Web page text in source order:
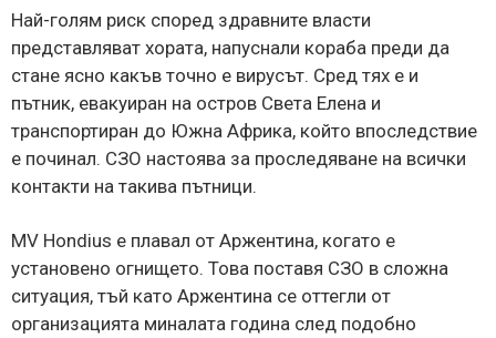
Най-голям риск според здравните власти
представляват хората, напуснали кораба преди да
стане ясно какъв точно е вирусът. Сред тях е и
пътник, евакуиран на остров Света Елена и
транспортиран до Южна Африка, който впоследствие
е починал. СЗО настоява за проследяване на всички
контакти на такива пътници.
MV Hondius е плавал от Аржентина, когато е
установено огнището. Това поставя СЗО в сложна
ситуация, тъй като Аржентина се оттегли от
организацията миналата година след подобно